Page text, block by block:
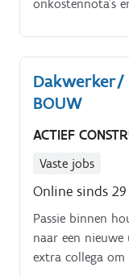
onkostennota's
draag bij aan
BOUW
ACTIEF
Vaste jobs
Online sinds
Passie binnen
naar een
extra collega